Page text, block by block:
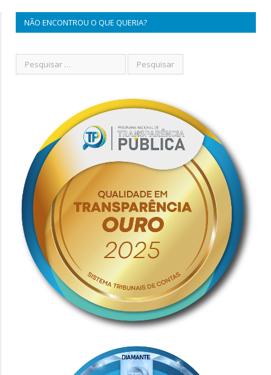
NÃO ENCONTROU O QUE QUERIA?